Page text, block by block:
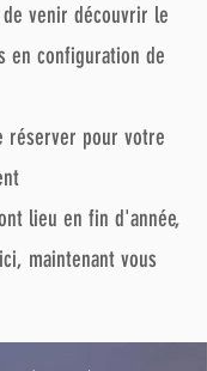
venir découvrir le
en configuration de
réserver pour votre
lieu en fin d'année,
maintenant vous